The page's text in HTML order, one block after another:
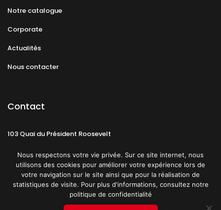
Notre catalogue
Corporate
Actualités
Nous contacter
Contact
103 Quai du Président Roosevelt
CGU Politique de confidentialité
Nous respectons votre vie privée. Sur ce site internet, nous
utilisons des cookies pour améliorer votre expérience lors de
votre navigation sur le site ainsi que pour la réalisation de
statistiques de visite. Pour plus d'informations, consultez notre
politique de confidentialité